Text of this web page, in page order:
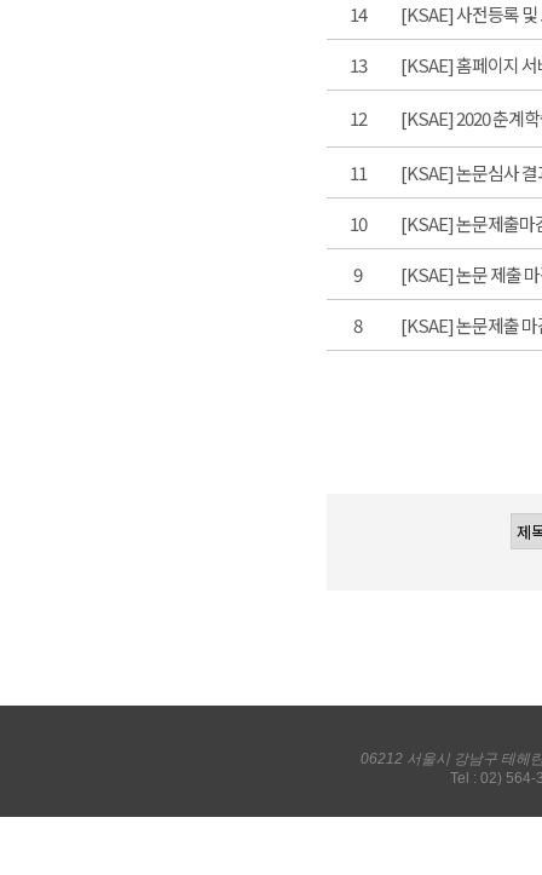
14
[KSAE] 사전등록
13
[KSAE] 홈페이지
12 [KSAE] 2020 춘계
11
[KSAE] 논문심사
10
[KSAE] 논문제출마
9
[KSAE] 논문 제출
8
[KSAE] 논문제출
06212 서울시 강남구 테헤
Tel : 02) 564-